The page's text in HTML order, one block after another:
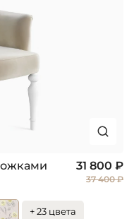
31 800 ₽
37 400 ₽
+ 23 цвета